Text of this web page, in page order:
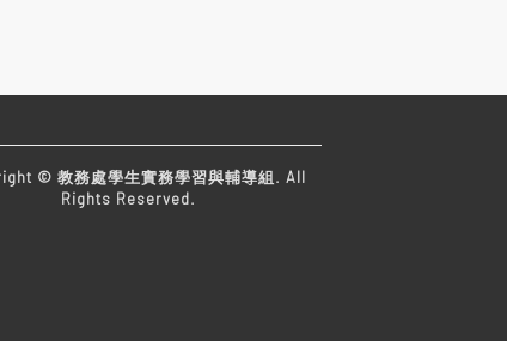
© 教務處學生實務學習與輔導組. All
Rights Reserved.